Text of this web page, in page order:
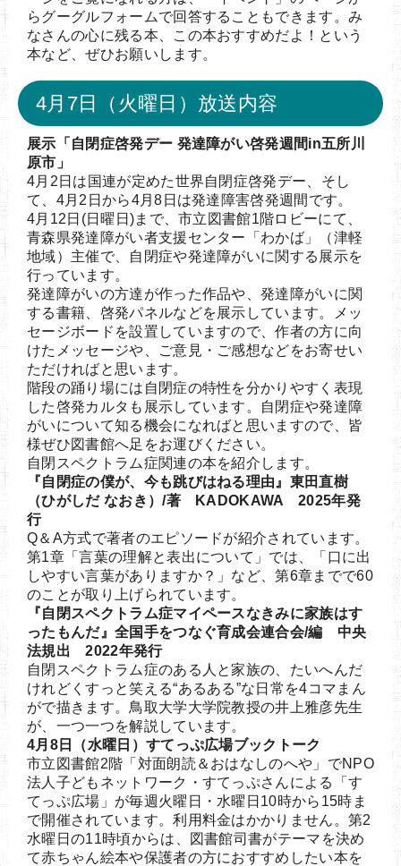
らグーグルフォームで回答することもできます。み
なさんの心に残る本、この本おすすめだよ！という
本など、ぜひお願いします。
4月7日（火曜日）放送内容
展示「自閉症啓発デー 発達障がい啓発週間in五所川
原市」
4月2日は国連が定めた世界自閉症啓発デー、そし
て、4月2日から4月8日は発達障害啓発週間です。
4月12日(日曜日)まで、市立図書館1階ロビーにて、
青森県発達障がい者支援センター「わかば」（津軽
地域）主催で、自閉症や発達障がいに関する展示を
行っています。
発達障がいの方達が作った作品や、発達障がいに関
する書籍、啓発パネルなどを展示しています。メッ
セージボードを設置していますので、作者の方に向
けたメッセージや、ご意見・ご感想などをお寄せい
ただければと思います。
階段の踊り場には自閉症の特性を分かりやすく表現
した啓発カルタも展示しています。自閉症や発達障
がいについて知る機会になればと思いますので、皆
様ぜひ図書館へ足をお運びください。
自閉スペクトラム症関連の本を紹介します。
『自閉症の僕が、今も跳びはねる理由』東田直樹
（ひがしだ なおき）/著 KADOKAWA 2025年発
行
Q＆A方式で著者のエピソードが紹介されています。
第1章「言葉の理解と表出について」では、「口に出
しやすい言葉がありますか？」など、第6章までで60
のことが取り上げられています。
『自閉スペクトラム症マイペースなきみに家族はす
ったもんだ』全国手をつなぐ育成会連合会/編 中央
法規出 2022年発行
自閉スペクトラム症のある人と家族の、たいへんだ
けれどくすっと笑える“あるある”な日常を4コマまん
がで描きます。鳥取大学大学院教授の井上雅彦先生
が、一つ一つを解説しています。
4月8日（水曜日）すてっぷ広場ブックトーク
市立図書館2階「対面朗読＆おはなしのへや」でNPO
法人子どもネットワーク・すてっぷさんによる「す
てっぷ広場」が毎週火曜日・水曜日10時から15時ま
で開催されています。利用料金はかかりません。第2
水曜日の11時頃からは、図書館司書がテーマを決め
て赤ちゃん絵本や保護者の方におすすめしたい本を